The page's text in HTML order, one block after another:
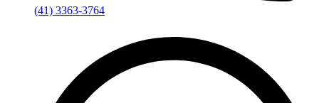
(41) 3363-3764